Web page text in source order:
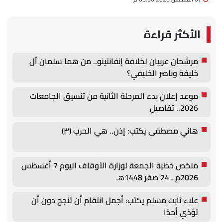
الأكثر قراءة
مرشحان عربيان لخلافة إنفانتينو.. من هما سلمان آل
خليفة وناصر الخليفي؟
موعد إعلان بدء المرحلة الثانية من تنسيق الجامعات
2026.. تفاصيل
هاني مصطفى يكتب: إذن.. هي الحرب (٣)
ملخص خطبة الجمعة لوزارة الأوقاف اليوم 7 أغسطس
2026م ـ 24 صفر 1448هـ
علاء ثابت مسلم يكتب: أجمل انتقام أن تنجح دون أن
تؤذي أحدًا